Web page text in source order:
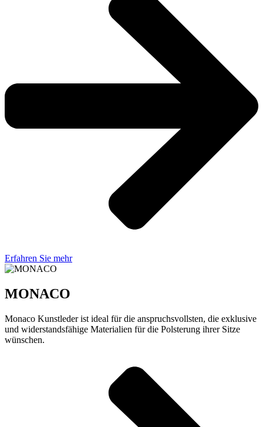
Erfahren Sie mehr
MONACO
Monaco Kunstleder ist ideal für die anspruchsvollsten, die exklusive
und widerstandsfähige Materialien für die Polsterung ihrer Sitze
wünschen.